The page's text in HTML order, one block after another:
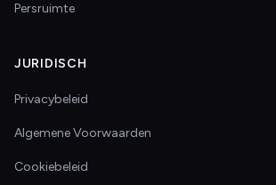
Persruimte
JURIDISCH
Privacybeleid
Algemene Voorwaarden
Cookiebeleid